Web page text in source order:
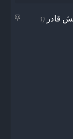
م
قادر
(1